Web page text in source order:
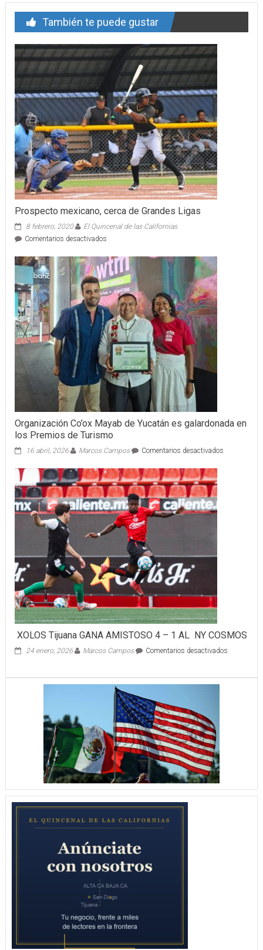
También te puede gustar
Prospecto mexicano, cerca de Grandes Ligas
8 febrero, 2020
El Quincenal de las Californias
Comentarios desactivadosen
mexicano,
cerca
de
Grandes
Ligas
Organización Co’ox Mayab de Yucatán es galardonada en
los Premios de Turismo
16 abril, 2026 Marcos Campos Comentarios desactivadosen
XOLOS Tijuana GANA AMISTOSO 4 – 1 AL NY COSMOS
24 enero, 2026 Marcos Campos Comentarios desactivadosen